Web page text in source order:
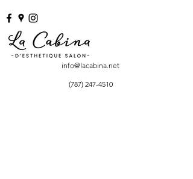
info@lacabina.net
(787) 247-4510